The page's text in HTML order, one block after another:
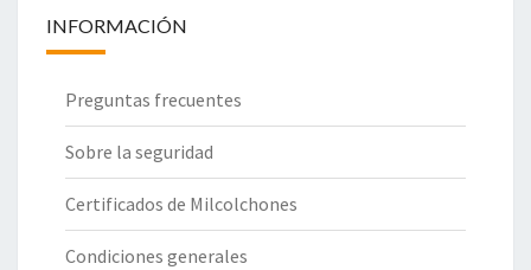
INFORMACIÓN
Preguntas frecuentes
Sobre la seguridad
Certificados de Milcolchones
Condiciones generales